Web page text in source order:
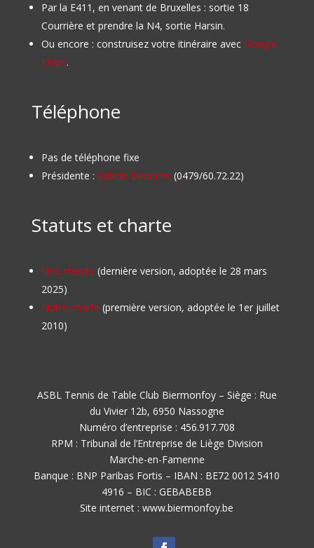
Par la E411, en venant de Bruxelles : sortie 18
Courrière et prendre la N4, sortie Harsin.
Ou encore : construisez votre itinéraire avec Google
Maps.
Téléphone
Pas de téléphone fixe
Présidente : Valérie Dedriche (0479/60.72.22)
Statuts et charte
Nos statuts (dernière version, adoptée le 28 mars
2025)
Notre charte (première version, adoptée le 1er juillet
2010)
ASBL Tennis de Table Club Biermonfoy – Siège : Rue
du Vivier 12b, 6950 Nassogne
Numéro d’entreprise : 456.917.708
RPM : Tribunal de l’Entreprise de Liège Division
Marche-en-Famenne
Banque : BNP Paribas Fortis – IBAN : BE72 0012 5410
4916 – BIC : GEBABEBB
Site internet : www.biermonfoy.be